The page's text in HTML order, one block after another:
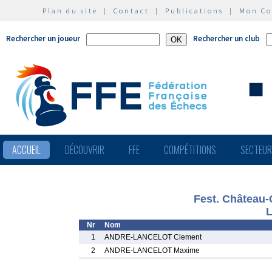
Plan du site | Contact | Publications | Mon
Rechercher un joueur Rechercher un club
ACCUEIL DÉCOUVRIR FFE COMPÉTITIONS
Fest.
Nr
Nom
1
ANDRE-LANCELOT Clement
2
ANDRE-LANCELOT Maxime